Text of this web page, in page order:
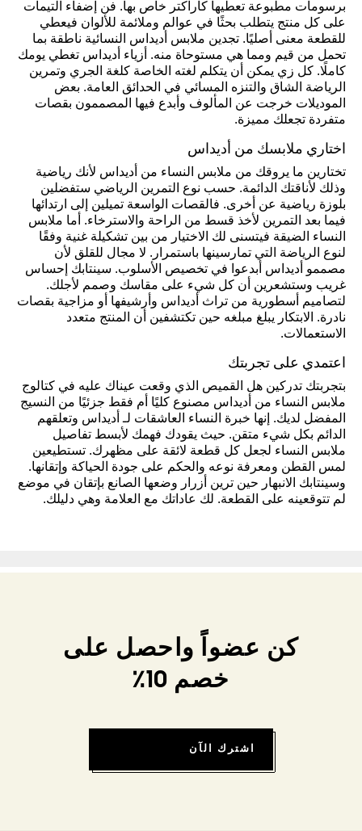
برسومات مطبوعة تعطيها كاراكتر خاص بها. فن إضفاء التيمات
على كل منتج يتطلب بحثًا في عوالم وملائمة للألوان فيعطي
للقطعة معنى أصليًا. تجدين ملابس أديداس النسائية ناطقة بما
تحمل من قيم ومما هي مستوحاة منه. أزياء أديداس تغطي يومك
كاملًا. كل زي يمكن أن يتكلم لغته الخاصة كلغة الجري وتمرين
الرياضة الشاق والتنزه المسائي في الحدائق العامة. بعض
الموديلات خرجت عن المألوف وأبدع فيها المصممون بقصات
متفردة تجعلك مميزة.
اختاري ملابسك من أديداس
تختارين ما يروقك من ملابس النساء من أديداس لأنك رياضية
وذلك لأناقتك الدائمة. حسب نوع التمرين الرياضي ستفضلين
بلوزة رياضية عن أخرى. فالقصات الواسعة تميلين إلى ارتدائها
فيما بعد التمرين لأخذ قسط من الراحة والاسترخاء. أما ملابس
النساء الضيقة فيتسنى لك الاختيار من بين تشكيلة غنية وفقًا
لنوع الرياضة التي تمارسينها باستمرار. لا مجال للقلق لأن
مصممو أديداس أبدعوا في تخصيص الأسلوب. سينتابك إحساس
غريب وستشعرين أن كل شيء على مقاسك وصمم لأجلك.
لتصاميم أسطورية من تراث أديداس وأرشيفها أو مزاجية بقصات
نادرة. الابتكار يبلغ مبلغه حين تكتشفين أن المنتج متعدد
الاستعمالات.
اعتمدي على تجربتك
بتجربتك تدركين هل القميص الذي وقعت عيناك عليه في كتالوج
ملابس النساء من أديداس مصنوع كليًا أم فقط جزئيًا من النسيج
المفضل لديك. إنها خبرة النساء العاشقات لـ أديداس وتعلقهم
الدائم بكل شيء متقن. حيث يقودك فهمك لأبسط تفاصيل
ملابس النساء لجعل كل قطعة لائقة على مظهرك. تستطيعين
لمس القطن ومعرفة نوعه والحكم على جودة الحياكة وإتقانها.
وسينتابك الانبهار حين ترين أزرار وضعها الصانع بإتقان في موضع
لم تتوقعينه على القطعة. لك عاداتك مع العلامة وهي دليلك.
كن عضواً واحصل على
خصم 10٪
اشترك الآن